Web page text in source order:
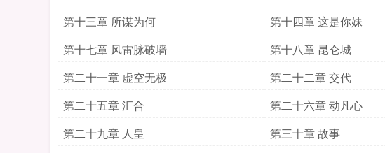
第十三章 所谋为何
第十四章 这是你妹
第十七章 风雷脉破墙
第十八章 昆仑城
第二十一章 虚空无极
第二十二章 交代
第二十五章 汇合
第二十六章 动凡心
第二十九章 人皇
第三十章 故事